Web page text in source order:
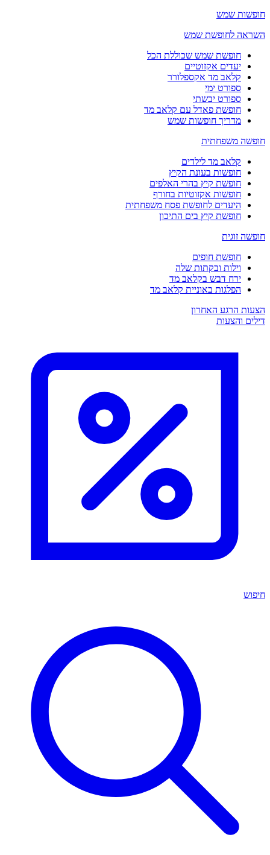
חופשות שמש
השראה לחופשת שמש
חופשת שמש שכוללת הכל
יעדים אקזוטיים
קלאב מד אקספלורר
ספורט ימי
ספורט יבשתי
חופשת פאדל עם קלאב מד
מדריך חופשות שמש
חופשה משפחתית
קלאב מד לילדים
חופשות בעונת הקיץ
חופשת קיץ בהרי האלפים
חופשות אקזוטיות בחורף
היעדים לחופשת פסח משפחתית
חופשת קיץ בים התיכון
חופשה זוגית
חופשת חופים
וילות ובקתות שלה
ירח דבש בקלאב מד
הפלגות באוניית קלאב מד
הצעות הרגע האחרון
דילים והצעות
חיפוש